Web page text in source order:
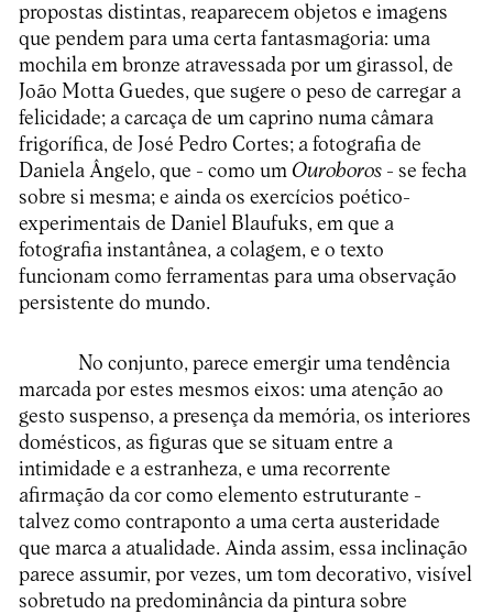
propostas distintas, reaparecem objetos e imagens
que pendem para uma certa fantasmagoria: uma
mochila em bronze atravessada por um girassol, de
João Motta Guedes, que sugere o peso de carregar a
felicidade; a carcaça de um caprino numa câmara
frigorífica, de José Pedro Cortes; a fotografia de
Daniela Ângelo, que - como um Ouroboros- se fecha
sobre si mesma; e ainda os exercícios poético-
experimentais de Daniel Blaufuks, em que a
fotografia instantânea, a colagem, e o texto
funcionam como ferramentas para uma observação
persistente do mundo.
No conjunto, parece emergir uma tendência
marcada por estes mesmos eixos: uma atenção ao
gesto suspenso, a presença da memória, os interiores
domésticos, as figuras que se situam entre a
intimidade e a estranheza, e uma recorrente
afirmação da cor como elemento estruturante -
talvez como contraponto a uma certa austeridade
que marca a atualidade. Ainda assim, essa inclinação
parece assumir, por vezes, um tom decorativo, visível
sobretudo na predominância da pintura sobre